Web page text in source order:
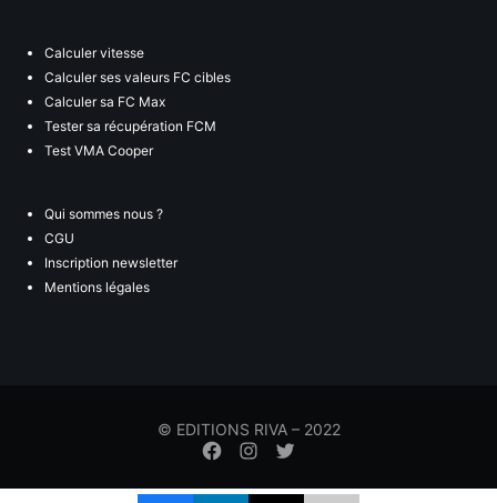
Calculer vitesse
Calculer ses valeurs FC cibles
Calculer sa FC Max
Tester sa récupération FCM
Test VMA Cooper
Qui sommes nous ?
CGU
Inscription newsletter
Mentions légales
© EDITIONS RIVA – 2022
Élément
menude
de